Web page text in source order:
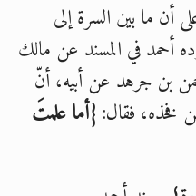
أن ما بين السرة إلى
أحمد في المسند عن مالك
بن جرهد عن أبيه، أنّ
فقال: {أما علمتَ